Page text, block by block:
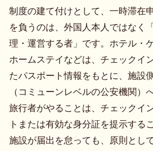
制度の建て付けとして、一時滞在
を負うのは、外国人本人ではなく
理・運営する者」です。ホテル・
ホームステイなどは、チェックイ
たパスポート情報をもとに、施設
（コミューンレベルの公安機関）
旅行者がやることは、チェックイ
トまたは有効な身分証を提示する
施設が届出を怠っても、原則とし